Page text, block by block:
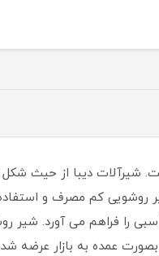
شیرآلات دیبا از حیث
یک شیر روشویی کم مصرف و
را فراهم می آورد. شیر